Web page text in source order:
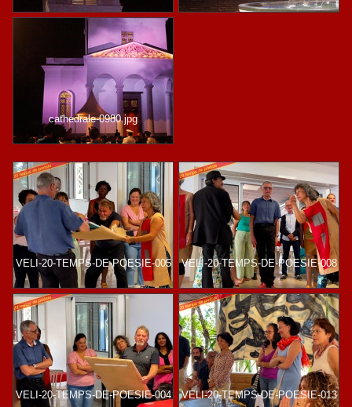
cathedrale-0980.jpg
VELI-20-TEMPS-DE-POESIE-005 VELI-20-TEMPS-DE-POESIE-008
VELI-20-TEMPS-DE-POESIE-004 VELI-20-TEMPS-DE-POESIE-013